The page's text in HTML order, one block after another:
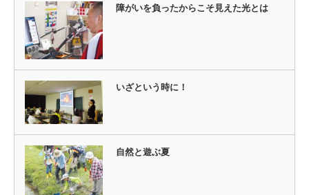
障がいを負ったからこそ見えた光とは
いざという時に！
自然と遊ぶ夏